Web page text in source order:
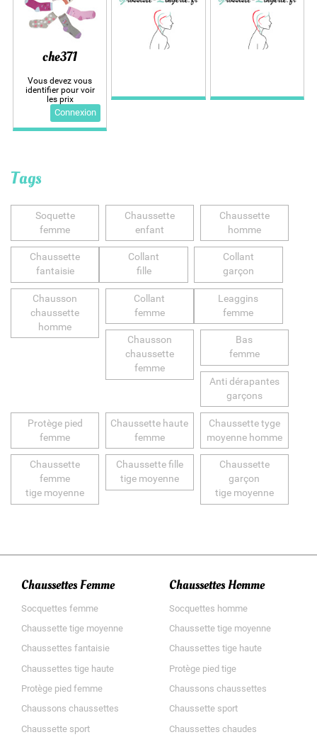
che371
Vous devez vous
identifier pour voir
les prix
Connexion
Tags
Soquette
femme
Chaussette
enfant
Chaussette
homme
Chaussette
fantaisie
Collant
fille
Collant
garçon
Chausson
chaussette
homme
Collant
femme
Leaggins
femme
Chausson
chaussette
femme
Bas
femme
Anti dérapantes
garçons
Protège pied
femme
Chaussette haute
femme
Chaussette tyge
moyenne homme
Chaussette
femme
tige moyenne
Chaussette fille
tige moyenne
Chaussette
garçon
tige moyenne
Chaussettes Femme
Socquettes femme
Chaussette tige moyenne
Chaussettes fantaisie
Chaussettes tige haute
Protège pied femme
Chaussons chaussettes
Chaussette sport
Chaussettes Homme
Socquettes homme
Chaussette tige moyenne
Chaussettes tige haute
Protège pied tige
Chaussons chaussettes
Chaussette sport
Chaussettes chaudes